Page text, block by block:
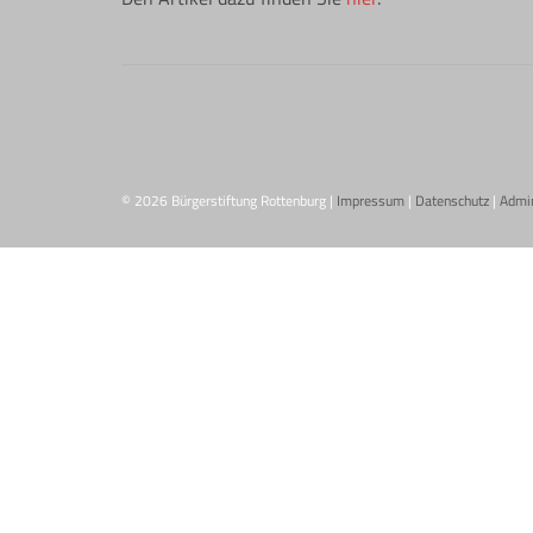
© 2026 Bürgerstiftung Rottenburg | Impressum | Datenschutz |